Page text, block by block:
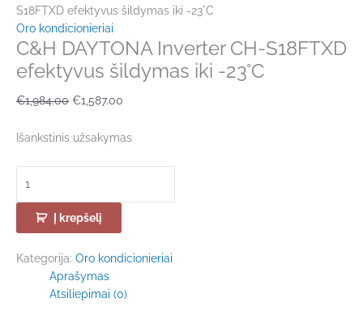
S18FTXD efektyvus šildymas iki -23°C
Oro kondicionieriai
C&H DAYTONA Inverter CH-S18FTXD
efektyvus šildymas iki -23°C
€1,984.00 €1,587.00
Išankstinis užsakymas
Į krepšelį
Kategorija: Oro kondicionieriai
Aprašymas
Atsiliepimai (0)